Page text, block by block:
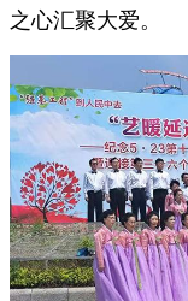
之心汇聚大爱。